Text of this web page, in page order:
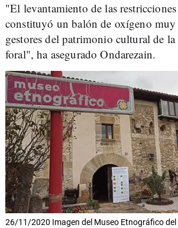
"El levantamiento de las
constituyó un balón de oxígeno muy
gestores del patrimonio cultural de
foral", ha asegurado Ondarezain.
26/11/2020 Imagen del Museo Etnográfico del